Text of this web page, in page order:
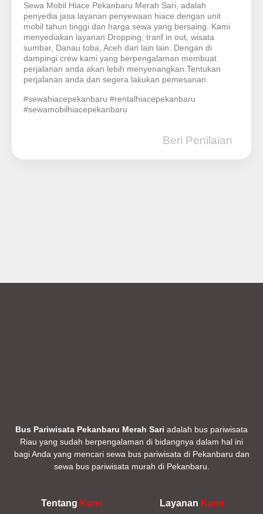
Sewa Mobil Hiace Pekanbaru Merah Sari, adalah
penyedia jasa layanan penyewaan hiace dengan unit
mobil tahun tinggi dan harga sewa yang bersaing. Kami
menyediakan layanan Dropping, tranf in out, wisata
sumbar, Danau toba, Aceh dan lain lain. Dengan di
dampingi crew kami yang berpengalaman membuat
perjalanan anda akan lebih menyenangkan.Tentukan
perjalanan anda dan segera lakukan pemesanan.
#sewahiacepekanbaru #rentalhiacepekanbaru
#sewamobilhiacepekanbaru
Beri Penilaian
Bus Pariwisata Pekanbaru Merah Sari adalah bus pariwisata
Riau yang sudah berpengalaman di bidangnya dalam hal ini
bagi Anda yang mencari sewa bus pariwisata di Pekanbaru dan
sewa bus pariwisata murah di Pekanbaru.
Tentang Kami Layanan Kami